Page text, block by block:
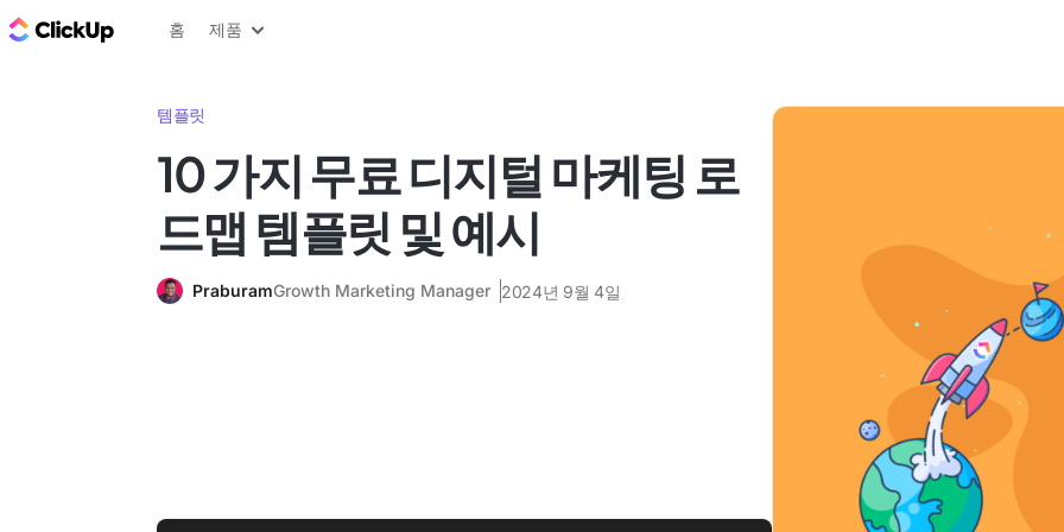
ClickUp 블로그
홈 제품
템플릿
10 가지 무료 디지털 마케팅 로
드맵 템플릿 및 예시
PraburamGrowth Marketing Manager 2024년 9월 4일